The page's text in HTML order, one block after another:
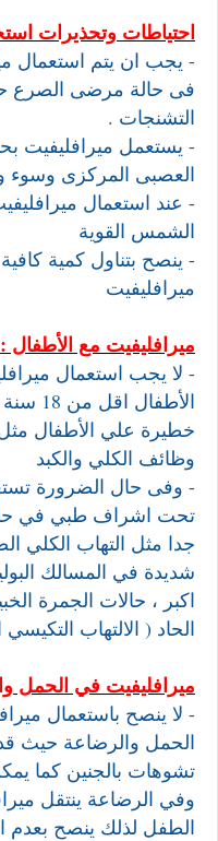
احتياطات وتحذيرات
فى حالة مرضى الصرع
التشنجات .
- يستعمل ميرافليفيت
العصبى المركزى وسوء
- عند استعمال
الشمس القوية
- ينصح بتناول كمية
ميرافليفيت
ميرافليفيت مع الأطفال :
خطيرة علي الأطفال
وظائف الكلي والكبد
- وفى حال الضرورة
تحت اشراف طبي في
جدا مثل التهاب الكلي
شديدة في المسالك
اكبر ، حالات الجمرة
الحاد ( الالتهاب
ميرافليفيت في الحمل
الحمل والرضاعة حيث
تشوهات بالجنين كما
وفي الرضاعة ينتقل
الطفل لذلك ينصح بعدم